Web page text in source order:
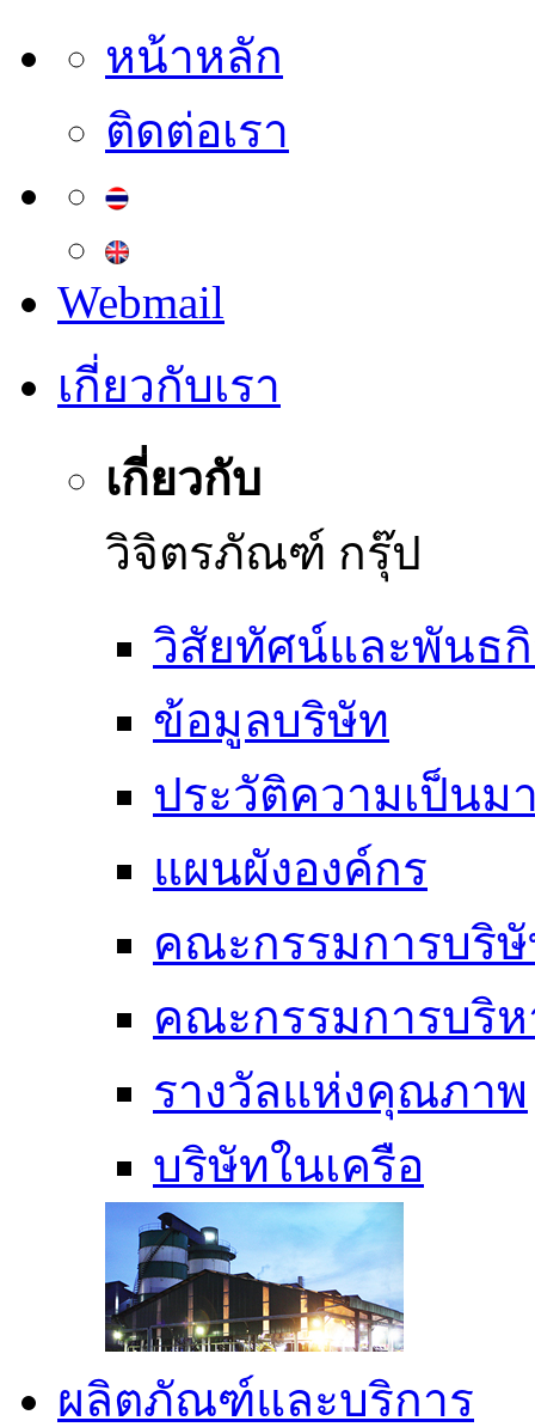
หน้าหลัก
ติดต่อเรา
Webmail
เกี่ยวกับเรา
เกี่ยวกับ
วิจิตรภัณฑ์ กรุ๊ป
วิสัยทัศน์และพันธ
ข้อมูลบริษัท
ประวัติความเป็นม
แผนผังองค์กร
คณะกรรมการบริ
คณะกรรมการบริห
รางวัลแห่งคุณภาพ
บริษัทในเครือ
ผลิตภัณฑ์และบริการ